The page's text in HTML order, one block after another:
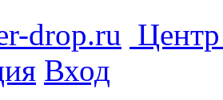
drop.ru
Вход